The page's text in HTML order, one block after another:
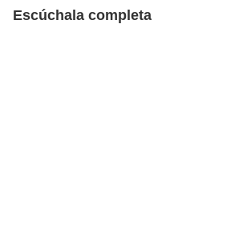
Escúchala completa